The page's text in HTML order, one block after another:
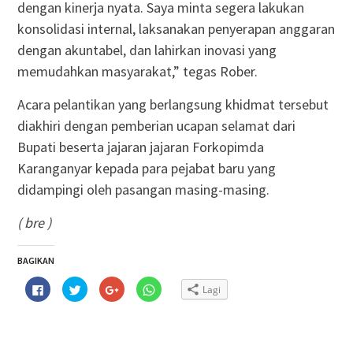
dengan kinerja nyata. Saya minta segera lakukan
konsolidasi internal, laksanakan penyerapan anggaran
dengan akuntabel, dan lahirkan inovasi yang
memudahkan masyarakat,” tegas Rober.
Acara pelantikan yang berlangsung khidmat tersebut
diakhiri dengan pemberian ucapan selamat dari
Bupati beserta jajaran jajaran Forkopimda
Karanganyar kepada para pejabat baru yang
didampingi oleh pasangan masing-masing.
( bre )
BAGIKAN
Klik
untuk
membagikan
Klik
untuk
berbagi
Klik
untuk
berbagi
Klik
untuk Lagi